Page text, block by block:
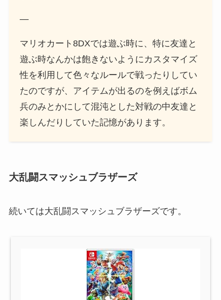
—
マリオカート8DXでは遊ぶ時に、特に友達と
遊ぶ時なんかは飽きないようにカスタマイズ
性を利用して色々なルールで戦ったりしてい
たのですが、アイテムが出るのを例えばボム
兵のみとかにして混沌とした対戦の中友達と
楽しんだりしていた記憶があります。
大乱闘スマッシュブラザーズ
続いては大乱闘スマッシュブラザーズです。